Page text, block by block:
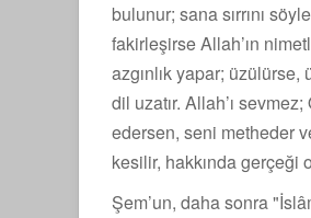
bulunur; sana sırrını
fakirleşirse Allah’ın
azgınlık yapar; üzülürse,
dil uzatır. Allah’ı
edersen, seni metheder
kesilir, hakkında gerçeği
Şem’un, daha sonra